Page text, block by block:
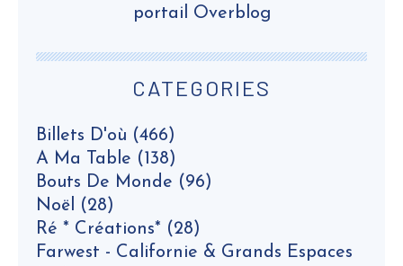
CATEGORIES
Billets D'où (466)
A Ma Table (138)
Bouts De Monde (96)
Noël (28)
Ré * Créations* (28)
Farwest - Californie & Grands Espaces
portail Overblog